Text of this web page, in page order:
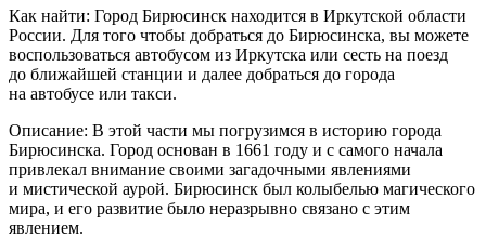
Как найти: Город Бирюсинск находится в Иркутской области
России. Для того чтобы добраться до Бирюсинска, вы можете
воспользоваться автобусом из Иркутска или сесть на поезд
до ближайшей станции и далее добраться до города
на автобусе или такси.
Описание: В этой части мы погрузимся в историю города
Бирюсинска. Город основан в 1661 году и с самого начала
привлекал внимание своими загадочными явлениями
и мистической аурой. Бирюсинск был колыбелью магического
мира, и его развитие было неразрывно связано с этим
явлением.